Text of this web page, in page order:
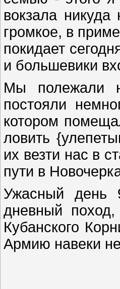
вокзала
громкое, в
покидает
и большевики
Мы полежали
постояли
котором
ловить
их везти нас в
пути в
Ужасный день
дневный
Кубанского
Армию навеки